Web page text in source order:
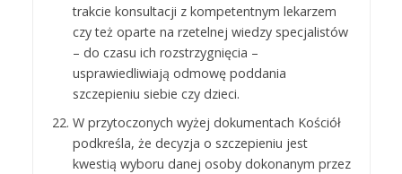
trakcie konsultacji z kompetentnym lekarzem
czy też oparte na rzetelnej wiedzy specjalistów
– do czasu ich rozstrzygnięcia –
usprawiedliwiają odmowę poddania
szczepieniu siebie czy dzieci.
W przytoczonych wyżej dokumentach Kościół
podkreśla, że decyzja o szczepieniu jest
kwestią wyboru danej osoby dokonanym przez